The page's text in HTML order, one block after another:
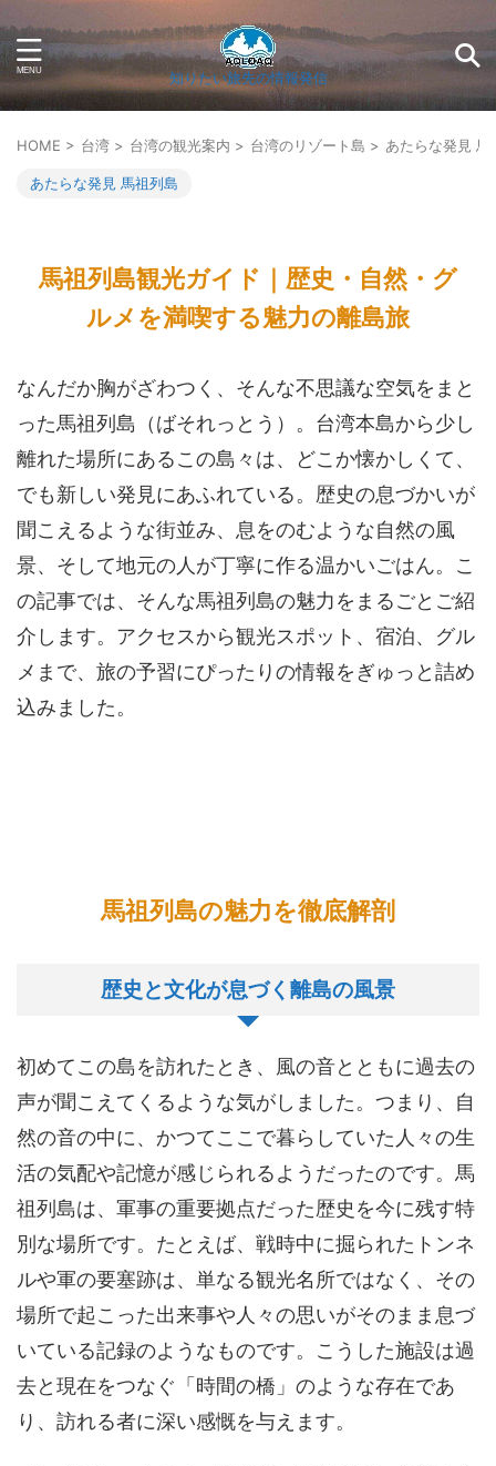
知りたい旅先の情報発信
HOME > 台湾 > 台湾の観光案内 > 台湾のリゾート島 > あたらな発見 馬
あたらな発見 馬祖列島
馬祖列島観光ガイド｜歴史・自然・グ
ルメを満喫する魅力の離島旅
なんだか胸がざわつく、そんな不思議な空気をまと
った馬祖列島（ばそれっとう）。台湾本島から少し
離れた場所にあるこの島々は、どこか懐かしくて、
でも新しい発見にあふれている。歴史の息づかいが
聞こえるような街並み、息をのむような自然の風
景、そして地元の人が丁寧に作る温かいごはん。こ
の記事では、そんな馬祖列島の魅力をまるごとご紹
介します。アクセスから観光スポット、宿泊、グル
メまで、旅の予習にぴったりの情報をぎゅっと詰め
込みました。
馬祖列島の魅力を徹底解剖
歴史と文化が息づく離島の風景
初めてこの島を訪れたとき、風の音とともに過去の
声が聞こえてくるような気がしました。つまり、自
然の音の中に、かつてここで暮らしていた人々の生
活の気配や記憶が感じられるようだったのです。馬
祖列島は、軍事の重要拠点だった歴史を今に残す特
別な場所です。たとえば、戦時中に掘られたトンネ
ルや軍の要塞跡は、単なる観光名所ではなく、その
場所で起こった出来事や人々の思いがそのまま息づ
いている記録のようなものです。こうした施設は過
去と現在をつなぐ「時間の橋」のような存在であ
り、訪れる者に深い感慨を与えます。